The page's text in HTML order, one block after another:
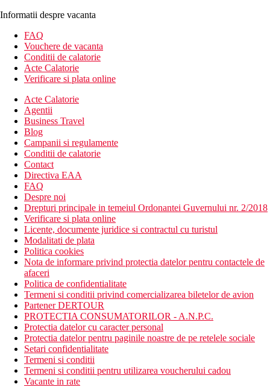
Informatii despre vacanta
FAQ
Vouchere de vacanta
Conditii de calatorie
Acte Calatorie
Verificare si plata online
Acte Calatorie
Agentii
Business Travel
Blog
Campanii si regulamente
Conditii de calatorie
Contact
Directiva EAA
FAQ
Despre noi
Drepturi principale in temeiul Ordonantei Guvernului nr. 2/2018
Verificare si plata online
Licente, documente juridice si contractul cu turistul
Modalitati de plata
Politica cookies
Nota de informare privind protectia datelor pentru contactele de
afaceri
Politica de confidentialitate
Termeni si conditii privind comercializarea biletelor de avion
Partener DERTOUR
PROTECTIA CONSUMATORILOR - A.N.P.C.
Protectia datelor cu caracter personal
Protectia datelor pentru paginile noastre de pe retelele sociale
Setari confidentialitate
Termeni si conditii
Termeni si conditii pentru utilizarea voucherului cadou
Vacante in rate